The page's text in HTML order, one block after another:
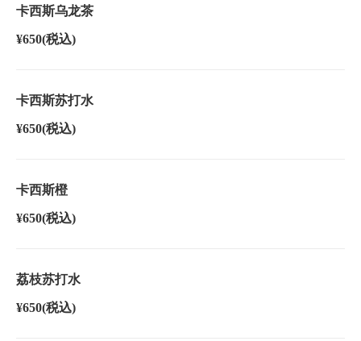
卡西斯乌龙茶
¥650(税込)
卡西斯苏打水
¥650(税込)
卡西斯橙
¥650(税込)
荔枝苏打水
¥650(税込)